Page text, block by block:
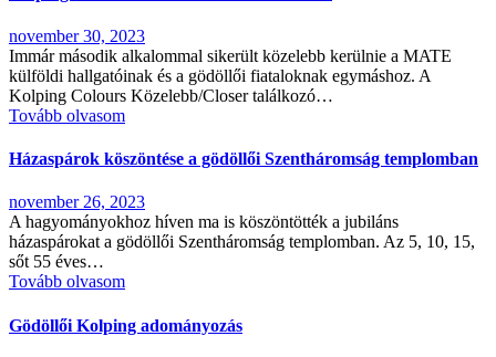
november 30, 2023
Immár második alkalommal sikerült közelebb kerülnie a MATE
külföldi hallgatóinak és a gödöllői fiataloknak egymáshoz. A
Kolping Colours Közelebb/Closer találkozó…
Tovább olvasom
Házaspárok köszöntése a gödöllői Szentháromság templomban
november 26, 2023
A hagyományokhoz híven ma is köszöntötték a jubiláns
házaspárokat a gödöllői Szentháromság templomban. Az 5, 10, 15,
sőt 55 éves…
Tovább olvasom
Gödöllői Kolping adományozás